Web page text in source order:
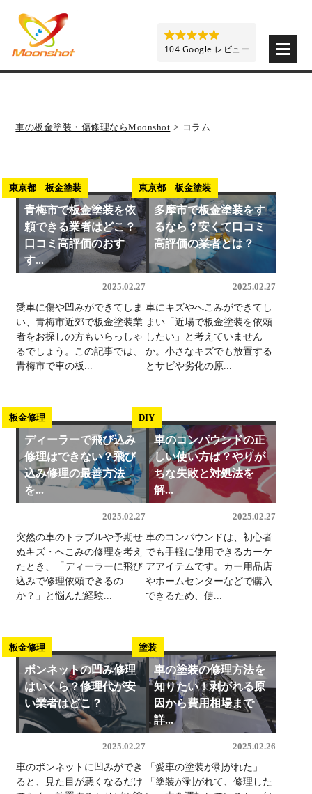
車の板金塗装・傷修理ならMoonshot > コラム
東京都 板金塗装
青梅市で板金塗装を依
頼できる業者はどこ？
口コミ高評価のおす
す...
2025.02.27
愛車に傷や凹みができてしま
い、青梅市近郊で板金塗装業
者をお探しの方もいらっしゃ
るでしょう。この記事では、
青梅市で車の板...
東京都 板金塗装
多摩市で板金塗装をす
るなら？安くて口コミ
高評価の業者とは？
2025.02.27
車にキズやへこみができてし
まい「近場で板金塗装を依頼
したい」と考えていません
か。小さなキズでも放置する
とサビや劣化の原...
板金修理
ディーラーで飛び込み
修理はできない？飛び
込み修理の最善方法
を...
2025.02.27
突然の車のトラブルや予期せ
ぬキズ・へこみの修理を考え
たとき、「ディーラーに飛び
込みで修理依頼できるの
か？」と悩んだ経験...
DIY
車のコンパウンドの正
しい使い方は？やりが
ちな失敗と対処法を
解...
2025.02.27
車のコンパウンドは、初心者
でも手軽に使用できるカーケ
アアイテムです。カー用品店
やホームセンターなどで購入
できるため、使...
板金修理
ボンネットの凹み修理
はいくら？修理代が安
い業者はどこ？
2025.02.27
車のボンネットに凹みができ
ると、見た目が悪くなるだけ
塗装
車の塗装の修理方法を
知りたい！剥がれる原
因から費用相場まで
詳...
2025.02.26
「愛車の塗装が剥がれた」
「塗装が剥がれて、修理した
104 Google レビュー